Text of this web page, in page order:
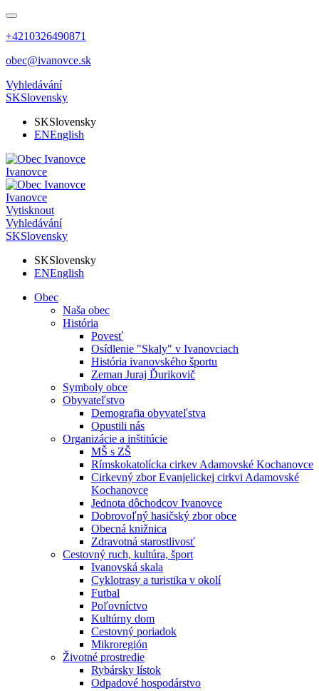
+4210326490871
obec@ivanovce.sk
Vyhledávání
SKSlovensky
SKSlovensky
ENEnglish
Ivanovce
Ivanovce
Vytisknout
Vyhledávání
SKSlovensky
SKSlovensky
ENEnglish
Obec
Naša obec
História
Povesť
Osídlenie "Skaly" v Ivanovciach
História ivanovského športu
Zeman Juraj Ďurikovič
Symboly obce
Obyvateľstvo
Demografia obyvateľstva
Opustili nás
Organizácie a inštitúcie
MŠ s ZŠ
Rímskokatolícka cirkev Adamovské Kochanovce
Cirkevný zbor Evanjelickej cirkvi Adamovské
Kochanovce
Jednota dôchodcov Ivanovce
Dobrovoľný hasičský zbor obce
Obecná knižnica
Zdravotná starostlivosť
Cestovný ruch, kultúra, šport
Ivanovská skala
Cyklotrasy a turistika v okolí
Futbal
Poľovníctvo
Kultúrny dom
Cestovný poriadok
Mikroregión
Životné prostredie
Rybársky lístok
Odpadové hospodárstvo